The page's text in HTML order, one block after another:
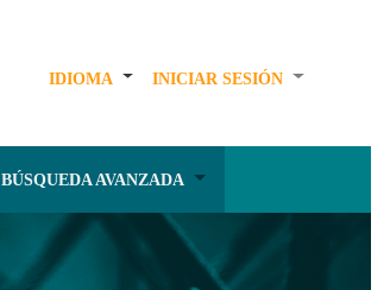
IDIOMA INICIAR SESIÓN
BÚSQUEDA AVANZADA